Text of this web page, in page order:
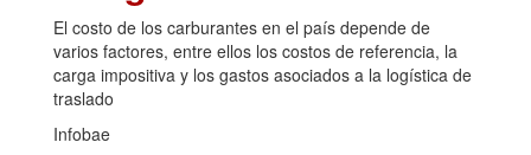
El costo de los carburantes en el país depende de
varios factores, entre ellos los costos de referencia, la
carga impositiva y los gastos asociados a la logística de
traslado
Infobae